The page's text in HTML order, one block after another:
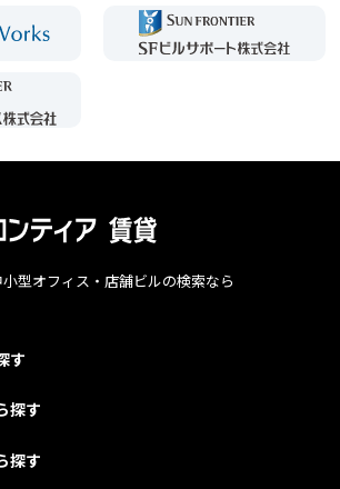
型オフィス・店舗ビルの検索なら
す
探す
探す